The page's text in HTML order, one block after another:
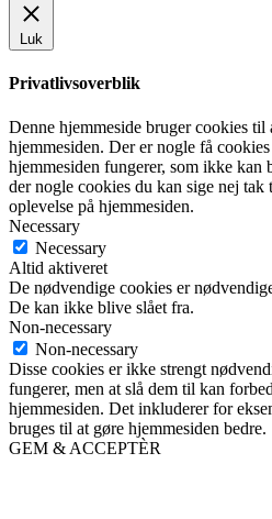
Luk
Privatlivsoverblik
Denne hjemmeside bruger cookies til
hjemmesiden. Der er nogle få
hjemmesiden fungerer, som ikke kan
der nogle cookies du kan sige nej
oplevelse på hjemmesiden.
Necessary
Necessary
Altid aktiveret
De nødvendige cookies er
De kan ikke blive slået fra.
Non-necessary
Non-necessary
Disse cookies er ikke strengt
fungerer, men at slå dem til kan
hjemmesiden. Det inkluderer for
bruges til at gøre hjemmesiden bedre.
GEM & ACCEPTÈR